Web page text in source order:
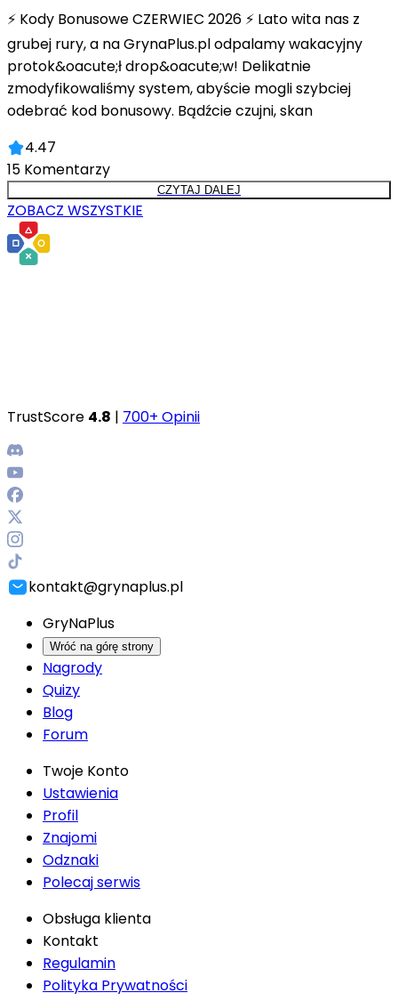
⚡ Kody Bonusowe CZERWIEC 2026 ⚡ Lato wita nas z
grubej rury, a na GrynaPlus.pl odpalamy wakacyjny
protok&oacute;ł drop&oacute;w! Delikatnie
zmodyfikowaliśmy system, abyście mogli szybciej
odebrać kod bonusowy. Bądźcie czujni, skan
4.47
15 Komentarzy
CZYTAJ DALEJ
ZOBACZ WSZYSTKIE
TrustScore 4.8 | 700+ Opinii
kontakt@grynaplus.pl
GryNaPlus
Wróć na górę strony
Nagrody
Quizy
Blog
Forum
Twoje Konto
Ustawienia
Profil
Znajomi
Odznaki
Polecaj serwis
Obsługa klienta
Kontakt
Regulamin
Polityka Prywatności